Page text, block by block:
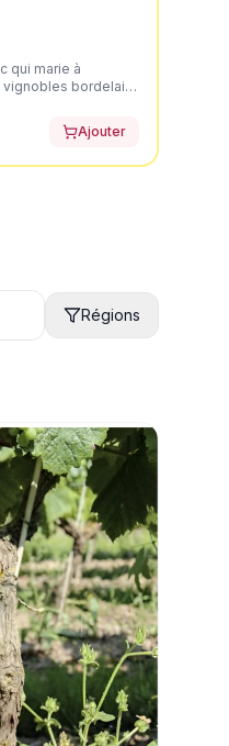
qui marie à
vignobles bordelais
blanches,
l'attaque est
Ajouter
Régions